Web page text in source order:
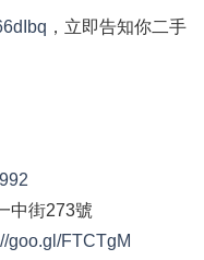
，立即告知你二手
中街273號
goo.gl/FTCTgM